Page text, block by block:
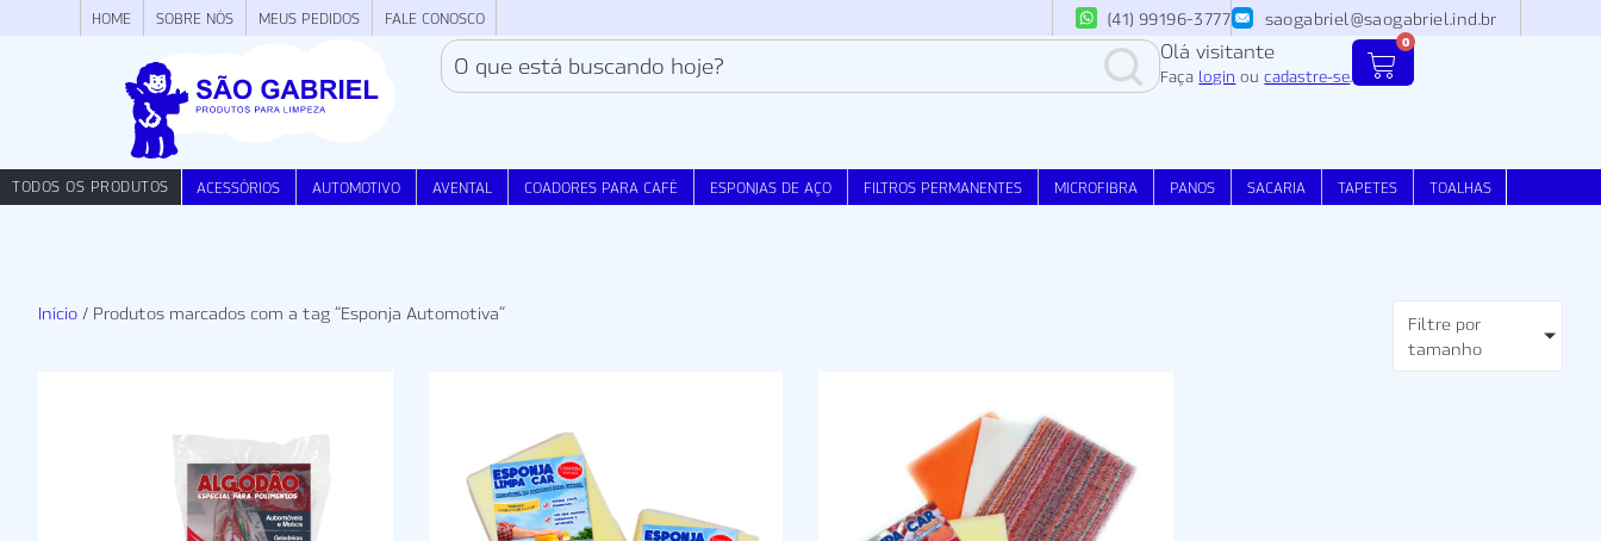
HOME SOBRE NÓS MEUS PEDIDOS FALE CONOSCO (41) 99196-3777 saogabriel@saogabriel.ind.br
Olá visitante
Faça login oucadastre-se.
0
TODOS OS PRODUTOS ACESSÓRIOS AUTOMOTIVO AVENTAL COADORES PARA CAFÉ ESPONJAS DE AÇO FILTROS PERMANENTES MICROFIBRA PANOS SACARIA TAPETES TOALHAS
Início / Produtos marcados com a tag “Esponja Automotiva”
Filtre por
tamanho